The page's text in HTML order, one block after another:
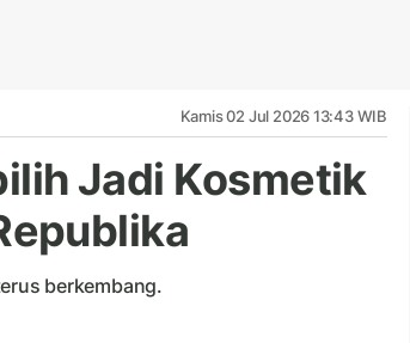
Kamis 02 Jul 2026 13:43 WIB
Jadi Kosmetik
berkembang.